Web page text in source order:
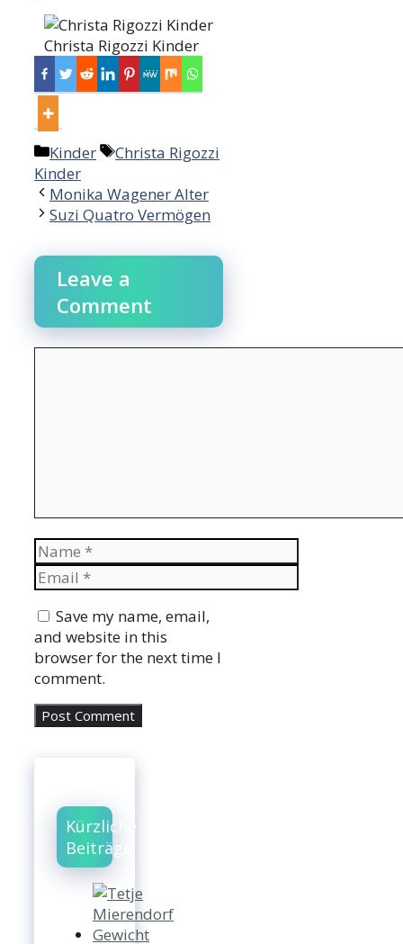
Christa Rigozzi Kinder
Categories
Kinder Tags
Christa Rigozzi
Kinder
Post
navigation
Monika Wagener Alter
Suzi Quatro Vermögen
Leave a
Comment
Name
Email
Save my name, email,
and website in this
browser for the next time I
comment.
Kürzliche
Beiträge